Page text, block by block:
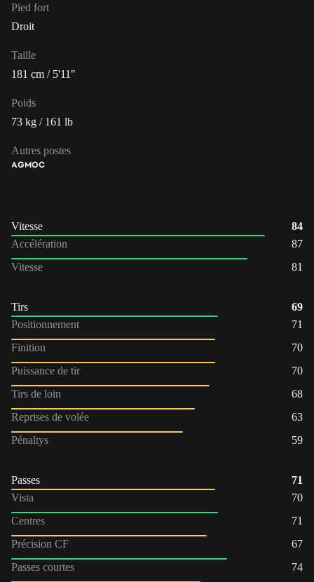
Pied fort
Droit
Taille
181 cm / 5'11"
Poids
73 kg / 161 lb
Autres postes
AGMOC
Vitesse
84
Accélération
87
Vitesse
81
Tirs
69
Positionnement
71
Finition
70
Puissance de tir
70
Tirs de loin
68
Reprises de volée
63
Pénaltys
59
Passes
71
Vista
70
Centres
71
Précision CF
67
Passes courtes
74